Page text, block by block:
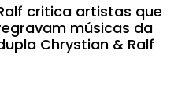
critica artistas que
músicas da
Chrystian & Ralf